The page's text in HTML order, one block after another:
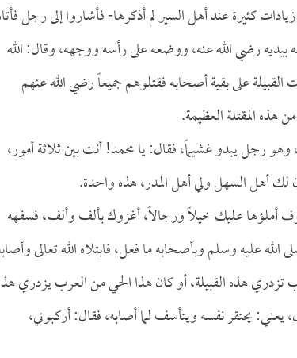
كثيرة عند أهل السير لم أذكرها- فأشاروا إلى رجل
بيديه رضي الله عنه، ووضعه على رأسه ووجهه، وقال: الله
على بقية أصحابه فقتلوهم جميعاً رضي الله عنهم
المقتلة العظيمة.
رجل يبدو غشيماً، فقال: يا محمد! أنت بين ثلاثة أمور،
لك أهل السهل ولي أهل المدر، هذه واحدة.
أملؤها عليك خيلاً ورجالاً، أغزوك بألف وألف، فسفهه
عليه وسلم وبأصحابه ما فعل، فابتلاه الله تعالى
هذه القبيلة، أو كان هذا الحي من العرب يزدري
يحتقر نفسه ويتأسف لما أصابه، فقال: أركبوني،